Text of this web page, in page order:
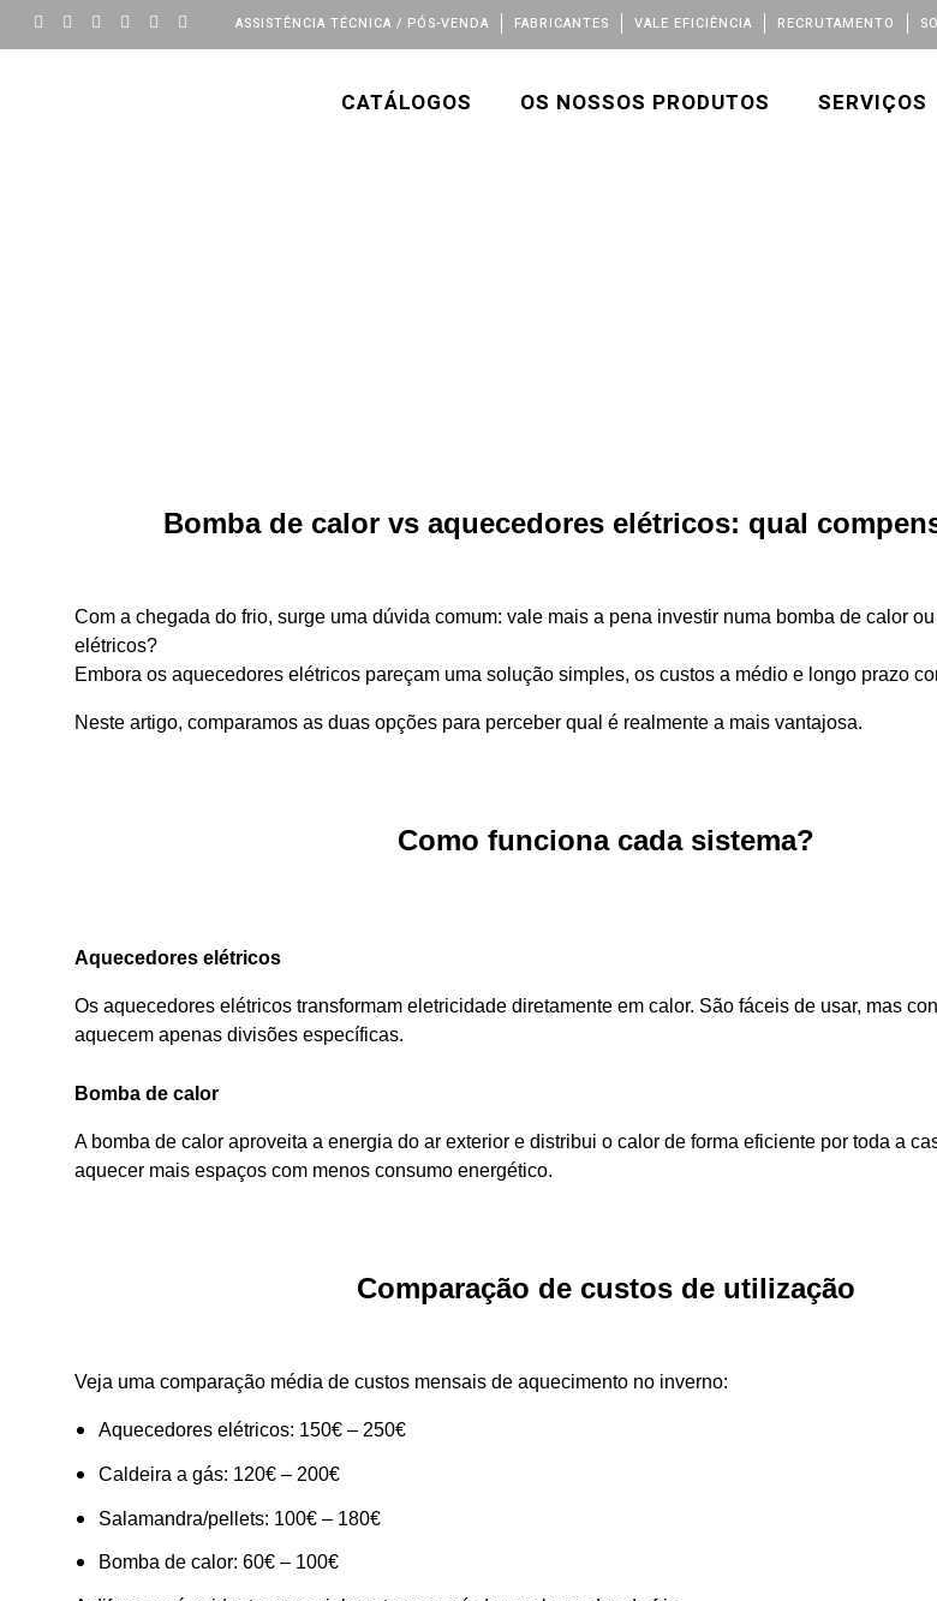
ASSISTÊNCIA TÉCNICA / PÓS-VENDA FABRICANTES VALE EFICIÊNCIA RECRUTAMENTO
CATÁLOGOS OS NOSSOS PRODUTOS SERVIÇOS
Bomba de calor vs aquecedores elétricos: qual
Com a chegada do frio, surge uma dúvida comum: vale mais a pena investir numa bomba de calor
elétricos?
Embora os aquecedores elétricos pareçam uma solução simples, os custos a médio e longo prazo
Neste artigo, comparamos as duas opções para perceber qual é realmente a mais vantajosa.
Como funciona cada sistema?
Aquecedores elétricos
Os aquecedores elétricos transformam eletricidade diretamente em calor. São fáceis de usar, mas
aquecem apenas divisões específicas.
Bomba de calor
A bomba de calor aproveita a energia do ar exterior e distribui o calor de forma eficiente por toda a
aquecer mais espaços com menos consumo energético.
Comparação de custos de utilização
Veja uma comparação média de custos mensais de aquecimento no inverno:
Aquecedores elétricos: 150€ – 250€
Caldeira a gás: 120€ – 200€
Salamandra/pellets: 100€ – 180€
Bomba de calor: 60€ – 100€